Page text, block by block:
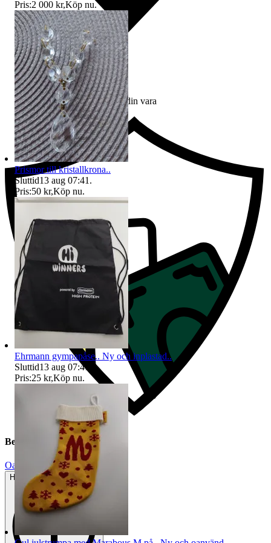
Ersättning om du inte får din vara
Beskrivning
Oanvänt
Helt ny och aldrig använd
Pris:2 000 kr,Köp nu.
Prismor till kristallkrona..
Sluttid13 aug 07:41 .
Pris:50 kr,Köp nu.
Ehrmann gympapåse.. Ny och inplastad..
Sluttid13 aug 07:41
Pris:25 kr,Köp nu.